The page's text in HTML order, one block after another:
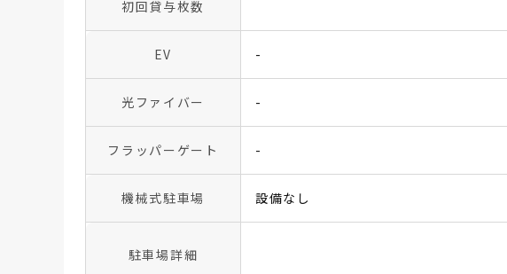
初回貸与枚数
EV -
光ファイバー -
フラッパーゲート -
機械式駐車場 設備なし
駐車場詳細